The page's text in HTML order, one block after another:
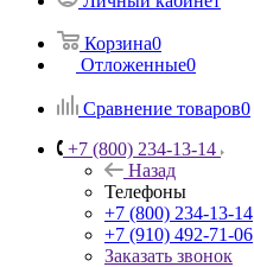
Корзина0
Отложенные0
Сравнение товаров0
+7 (800) 234-13-14
Назад
Телефоны
+7 (800) 234-13-14
+7 (910) 492-71-06
Заказать звонок